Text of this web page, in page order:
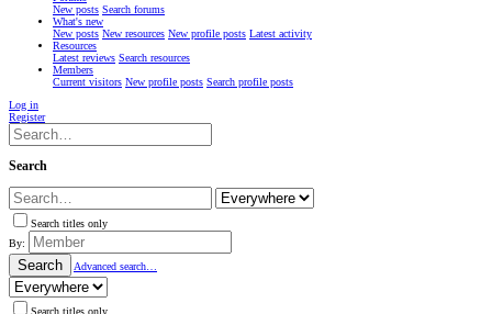
New posts Search forums
What's new
New posts New resources New profile posts Latest activity
Resources
Latest reviews Search resources
Members
Current visitors New profile posts Search profile posts
Log in
Register
Search
Search titles only
By:
Search Advanced search…
Search titles only